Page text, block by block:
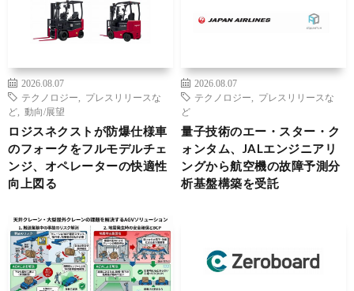
2026.08.07
テクノロジー
プレスリリースな
ど
動向/展望
ロジスネクストが防爆仕様車
のフォークをフルモデルチェ
ンジ、オペレーターの快適性
向上図る
2026.08.07
テクノロジー
プレスリリースな
ど
量子技術のエー・スター・ク
ォンタム、JALエンジニアリ
ングから航空機の故障予測分
析基盤構築を受託